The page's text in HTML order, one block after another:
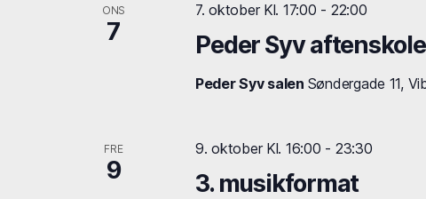
ONS
7
7. oktober Kl. 17:00 - 22:00
Peder Syv
Peder Syv salen Søndergade 11,
FRE
9
9. oktober Kl. 16:00 - 23:30
3. musikformat